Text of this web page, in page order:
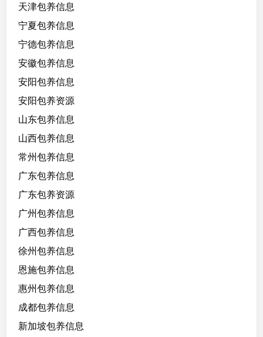
能
供
情
绪
值
，
私
放
得
开
温
柔
的
系
性
格
天津包养信息
宁夏包养信息
宁德包养信息
安徽包养信息
安阳包养信息
安阳包养资源
山东包养信息
山西包养信息
常州包养信息
广东包养信息
广东包养资源
广州包养信息
广西包养信息
徐州包养信息
恩施包养信息
惠州包养信息
成都包养信息
新加坡包养信息